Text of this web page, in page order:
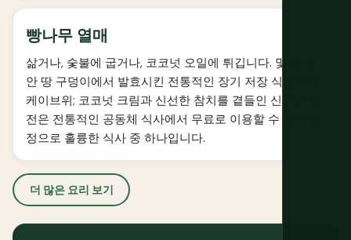
빵나무 열매
삶거나, 숯불에 굽거나, 코코넛 오일에 튀깁니다. 몇 달 동
안 땅 구덩이에서 발효시킨 전통적인 장기 저장 식품인 테
케이브위; 코코넛 크림과 신선한 참치를 곁들인 신선한 버
전은 전통적인 공동체 식사에서 무료로 이용할 수 있는 진
정으로 훌륭한 식사 중 하나입니다.
더 많은 요리 보기